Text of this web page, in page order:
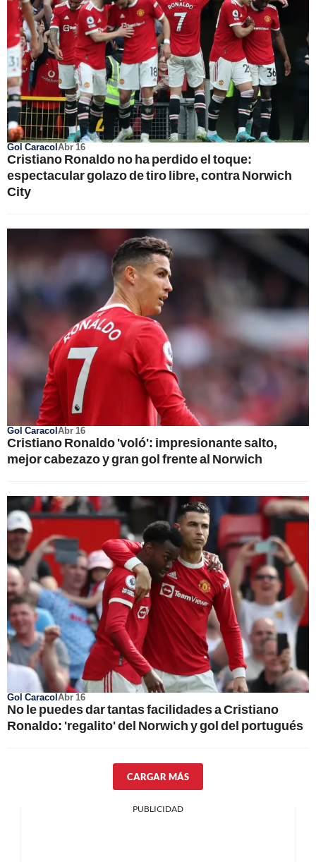
Gol CaracolAbr 16
Cristiano Ronaldo no ha perdido el toque:
espectacular golazo de tiro libre, contra Norwich
City
Gol CaracolAbr 16
Cristiano Ronaldo 'voló': impresionante salto,
mejor cabezazo y gran gol frente al Norwich
Gol CaracolAbr 16
No le puedes dar tantas facilidades a Cristiano
Ronaldo: 'regalito' del Norwich y gol del portugués
CARGAR MÁS
PUBLICIDAD